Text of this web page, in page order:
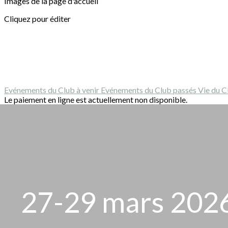
Cliquez pour éditer
Evénements du Club à venir Evénements du Club passés Vie du
Le paiement en ligne est actuellement non disponible.
27-29 mars